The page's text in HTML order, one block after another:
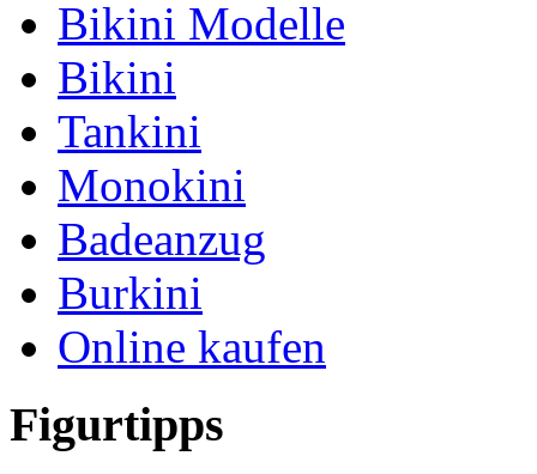
Bikini Modelle
Bikini
Tankini
Monokini
Badeanzug
Burkini
Online kaufen
Figurtipps